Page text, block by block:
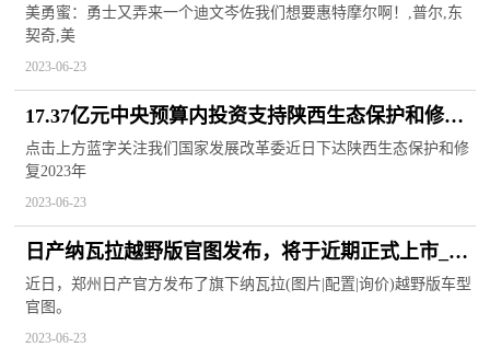
尔啊！_即时看
美勇蜜：勇士又弄来一个迪文岑佐我们想要惠特摩尔啊！,普尔,东
契奇,美
2023-06-23
17.37亿元中央预算内投资支持陕西生态保护和修
复！其中商洛的项目是
点击上方蓝字关注我们国家发展改革委近日下达陕西生态保护和修
复2023年
2023-06-23
日产纳瓦拉越野版官图发布，将于近期正式上市_世
界观焦点
近日，郑州日产官方发布了旗下纳瓦拉(图片|配置|询价)越野版车型
官图。
2023-06-23